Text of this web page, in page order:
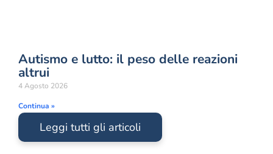
Autismo e lutto: il peso delle reazioni
altrui
4 Agosto 2026
Continua »
Leggi tutti gli articoli